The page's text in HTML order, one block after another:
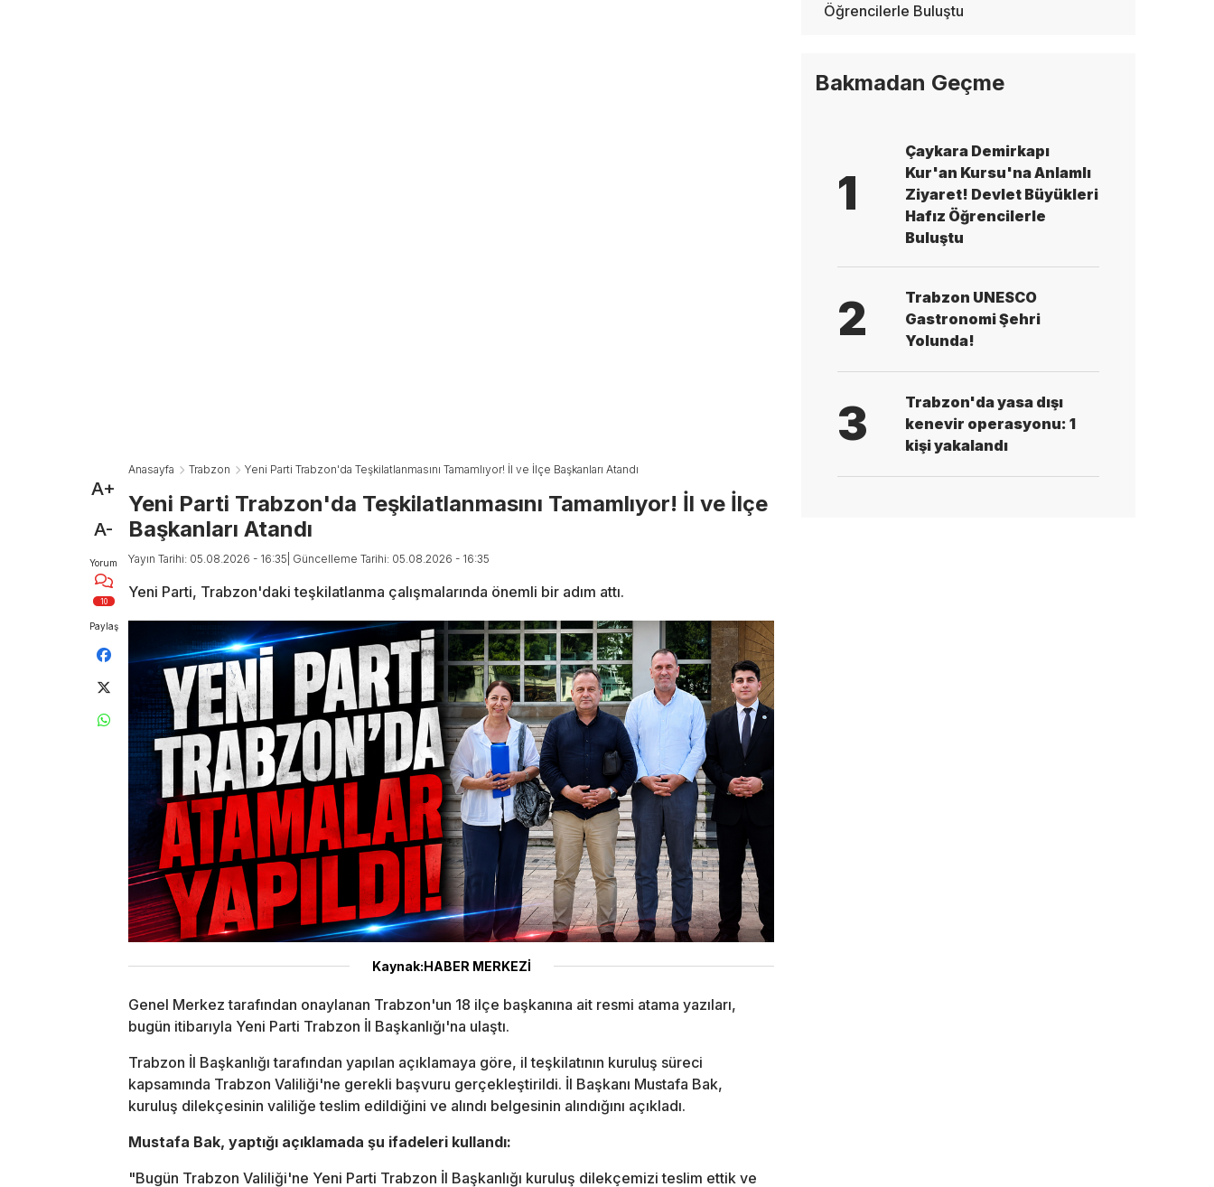
A+
A-
Yorum
10
Paylaş
Anasayfa Trabzon Yeni Parti Trabzon'da Teşkilatlanmasını Tamamlıyor! İl ve İlçe Başkanları Atandı
Yeni Parti Trabzon'da Teşkilatlanmasını Tamamlıyor! İl ve İlçe
Başkanları Atandı
Yayın Tarihi: 05.08.2026 - 16:35 | Güncelleme Tarihi: 05.08.2026 - 16:35
Yeni Parti, Trabzon'daki teşkilatlanma çalışmalarında önemli bir adım attı.
Kaynak:HABER MERKEZİ
Genel Merkez tarafından onaylanan Trabzon'un 18 ilçe başkanına ait resmi atama yazıları,
bugün itibarıyla Yeni Parti Trabzon İl Başkanlığı'na ulaştı.
Trabzon İl Başkanlığı tarafından yapılan açıklamaya göre, il teşkilatının kuruluş süreci
kapsamında Trabzon Valiliği'ne gerekli başvuru gerçekleştirildi. İl Başkanı Mustafa Bak,
kuruluş dilekçesinin valiliğe teslim edildiğini ve alındı belgesinin alındığını açıkladı.
Mustafa Bak, yaptığı açıklamada şu ifadeleri kullandı:
"Bugün Trabzon Valiliği'ne Yeni Parti Trabzon İl Başkanlığı kuruluş dilekçemizi teslim ettik ve
Öğrencilerle Buluştu
Bakmadan Geçme
1
Çaykara Demirkapı
Kur'an Kursu'na Anlamlı
Ziyaret! Devlet Büyükleri
Hafız Öğrencilerle
Buluştu
2
Trabzon UNESCO
Gastronomi Şehri
Yolunda!
3
Trabzon'da yasa dışı
kenevir operasyonu: 1
kişi yakalandı